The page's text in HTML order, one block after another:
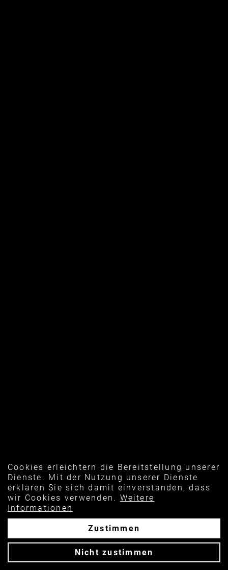
Cookies erleichtern die Bereitstellung unserer
Dienste. Mit der Nutzung unserer Dienste
erklären Sie sich damit einverstanden, dass
wir Cookies verwenden. Weitere
Informationen
Zustimmen
Nicht zustimmen